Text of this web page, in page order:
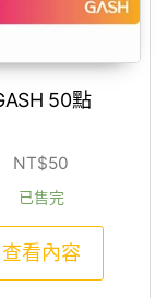
。
50點
NT$50
已售完
查看內容